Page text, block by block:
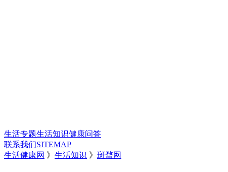
生活专题生活知识健康问答
联系我们SITEMAP
生活健康网 》 生活知识 》 斑蝥网